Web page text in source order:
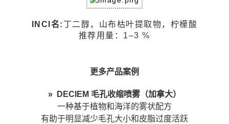
INCI名: 丁二醇，山布枯叶提取物，柠檬酸
推荐用量：1–3 %
更多产品案例
» DECIEM 毛孔收缩喷雾（加拿大）
一种基于植物和海洋的雾状配方
有助于明显减少毛孔大小和皮脂过度活跃